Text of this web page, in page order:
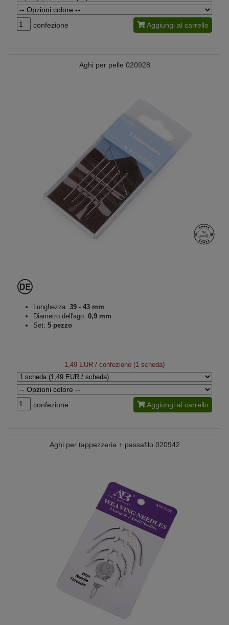
confezione Aggiungi al carrello
Aghi per pelle 020928
Lunghezza: 39 - 43 mm
Diametro dell'ago: 0,9 mm
Set: 5 pezzo
1,49 EUR / confezione (1 scheda)
confezione Aggiungi al carrello
Aghi per tappezzeria + passafilo 020942